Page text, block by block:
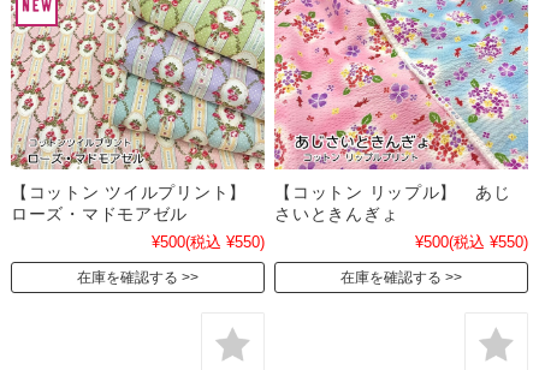
【コットン ツイルプリント】
ローズ・マドモアゼル
¥500(税込 ¥550)
在庫を確認する
【コットン リップル】 あじ
さいときんぎょ
¥500(税込 ¥550)
在庫を確認する